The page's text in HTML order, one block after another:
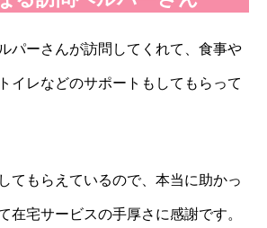
パーさんが訪問してくれて、食事や
イレなどのサポートもしてもらって
てもらえているので、本当に助かっ
在宅サービスの手厚さに感謝です。